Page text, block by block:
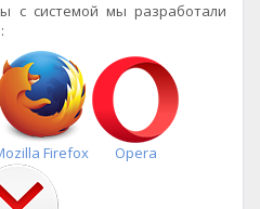
с системой мы разработали
Firefox Opera